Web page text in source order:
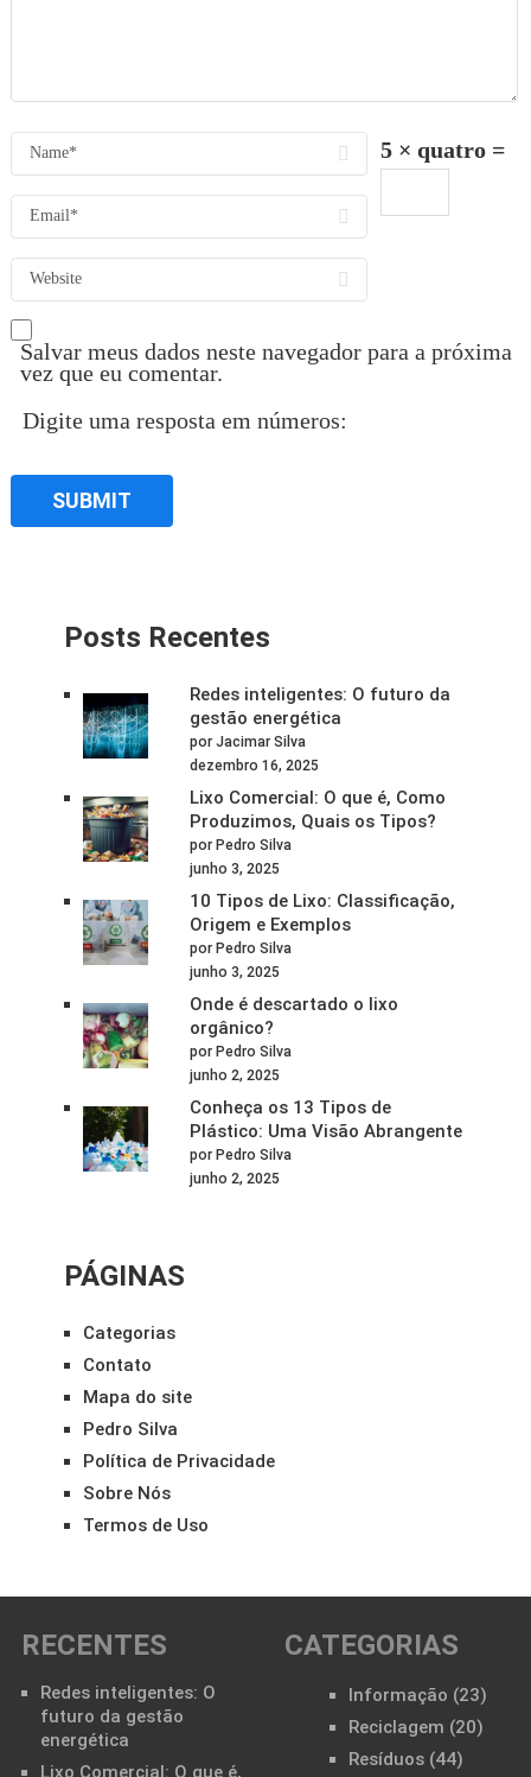
Salvar meus dados neste navegador para a próxima
vez que eu comentar.
Digite uma resposta em números:
5 × quatro =
Posts Recentes
Redes inteligentes: O futuro da
gestão energética
por Jacimar Silva
dezembro 16, 2025
Lixo Comercial: O que é, Como
Produzimos, Quais os Tipos?
por Pedro Silva
junho 3, 2025
10 Tipos de Lixo: Classificação,
Origem e Exemplos
por Pedro Silva
junho 3, 2025
Onde é descartado o lixo
orgânico?
por Pedro Silva
junho 2, 2025
Conheça os 13 Tipos de
Plástico: Uma Visão Abrangente
por Pedro Silva
junho 2, 2025
PÁGINAS
Categorias
Contato
Mapa do site
Pedro Silva
Política de Privacidade
Sobre Nós
Termos de Uso
RECENTES
Redes inteligentes: O
futuro da gestão
energética
Lixo Comercial: O que é,
CATEGORIAS
Informação (23)
Reciclagem (20)
Resíduos(44)